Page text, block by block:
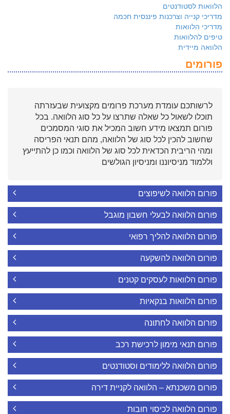
הלוואות לסטודנטים
מדריכי קנייה וצרכנות פיננסית חכמה
מדריכי הלוואות
טיפים להלוואות
הלוואה מיידית
פורומים
לרשותכם עומדת מערכת פרומים מקצועית שבעזרתה
תוכלו לשאול כל שאלה שתרצו על כל סוג הלוואה. בכל
פורום תמצאו מידע חשוב המכיל את סוגי המסמכים
שחשוב להכין לכל סוג של הלוואה, מהם תנאי הפריסה
ומהי הריבית הכדאית לכל סוג של הלוואה וכמו כן להתייעץ
וללמוד מניסיוננו ומניסיון הגולשים
פורום הלוואה לשיפוצים
פורום הלוואה לבעלי חשבון מוגבל
פורום הלוואה להליך רפואי
פורום הלוואה להשקעה
פורום הלוואות לעסקים קטנים
פורום הלוואות בנקאיות
פורום הלוואה לחתונה
פורום תנאי מימון לרכישת רכב
פורום הלוואה ללימודים וסטודנטים
פורום משכנתא – הלוואה לקניית דירה
פורום הלוואה לכיסוי חובות